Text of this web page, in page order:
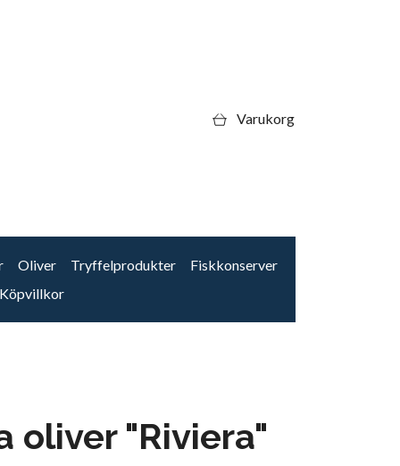
Varukorg
Oliver Tryffelprodukter
Fiskkonserver
Köpvillkor
oliver "Riviera"